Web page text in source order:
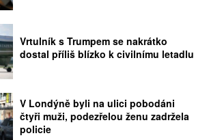
Vrtulník s Trumpem se nakrátko
dostal příliš blízko k civilnímu letadlu
V Londýně byli na ulici pobodáni
čtyři muži, podezřelou ženu zadržela
policie